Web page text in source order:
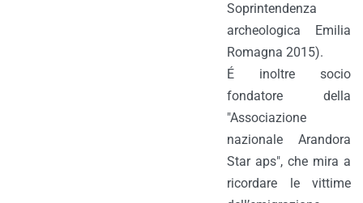
Soprintendenza
archeologica Emilia
Romagna 2015).
É inoltre socio
fondatore della
"Associazione
nazionale Arandora
Star aps", che mira a
ricordare le vittime